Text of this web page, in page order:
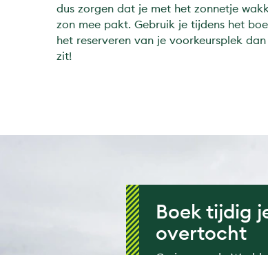
dus zorgen dat je met het zonnetje
zon mee pakt. Gebruik je tijdens het
het reserveren van je voorkeursplek
zit!
Boek tijdig
overtocht